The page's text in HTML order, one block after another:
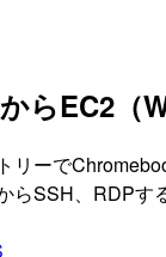
らEC2（
リーで
らSSH、RDP